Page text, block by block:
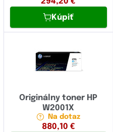
Kúpiť
Originálny toner HP
W2001X
Na dotaz
880,10 €